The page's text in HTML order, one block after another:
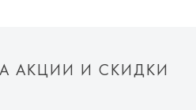
АКЦИИ И СКИДКИ